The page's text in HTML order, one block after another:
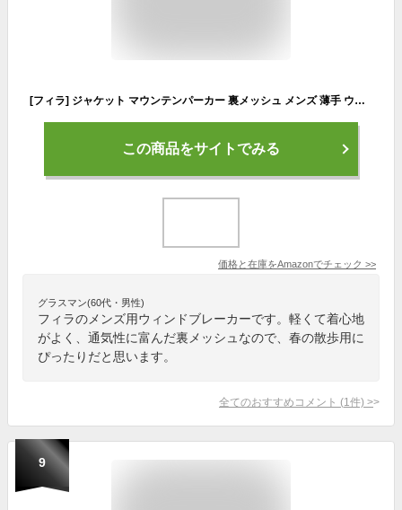
[フィラ] ジャケット マウンテンパーカー 裏メッシュ メンズ 薄手 ウィンドブレーカー 通気 軽量 長袖 フード付き 花粉防止加工 無地 ブラック
この商品をサイトでみる
価格と在庫をAmazonでチェック >>
グラスマン(60代・男性)
フィラのメンズ用ウィンドブレーカーです。軽くて着心地
がよく、通気性に富んだ裏メッシュなので、春の散歩用に
ぴったりだと思います。
全てのおすすめコメント (1 件) >
9